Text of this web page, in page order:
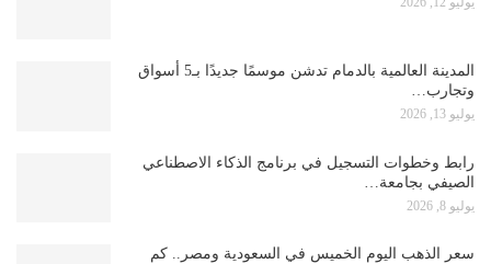
المدينة العالمية بالدمام تدشن موسمًا جديدًا بـ5 أسواق
وتجارب…
يوليو 13, 2026
رابط وخطوات التسجيل في برنامج الذكاء الاصطناعي
الصيفي بجامعة…
يوليو 8, 2026
سعر الذهب اليوم الخميس في السعودية ومصر.. كم